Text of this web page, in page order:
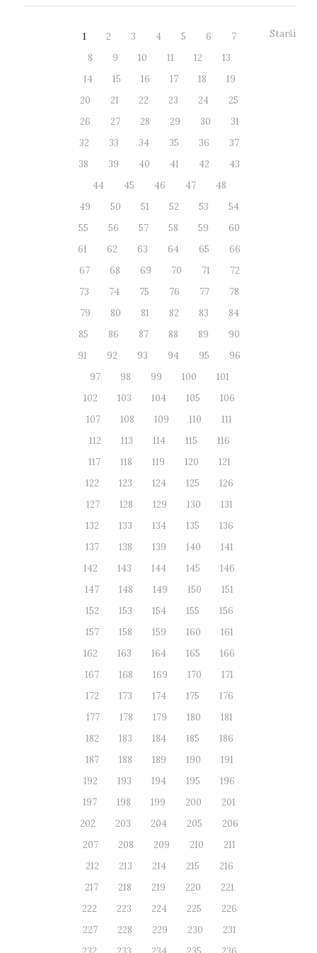
1 2 3 4 5 6
7
8
9 10 11 12
13
14
15 16 17 18
19
20
21 22 23 24
25
26
27 28 29 30
31
32
33 34 35 36
37
38
39 40 41 42
43
44
45 46 47
48
49
50 51 52 53
54
55
56 57 58 59
60
61
62 63 64 65
66
67
68 69 70 71
72
73
74 75 76 77
78
79
80 81 82 83
84
85
86 87 88 89
90
91
92 93 94 95
96
97
98 99 100
101
102
103 104 105
106
107
108 109 110
111
112
113 114 115
116
117
118 119 120
121
122
123 124 125
126
127
128 129 130
131
132
133 134 135
136
137
138 139 140
141
142
143 144 145
146
147
148 149 150
151
152
153 154 155
156
157
158 159 160
161
162
163 164 165
166
167
168 169 170
171
172
173 174 175
176
177
178 179 180
181
182
183 184 185
186
187
188 189 190
191
192
193 194 195
196
197
198 199 200
201
202
203 204 205
206
207
208 209 210
211
212
213 214 215
216
217
218 219 220
221
222
223 224 225
226
227
228 229 230
231
Starší